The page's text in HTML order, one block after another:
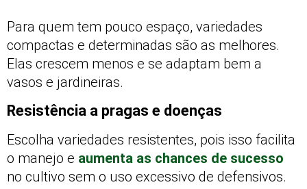
Para quem tem pouco espaço, variedades
compactas e determinadas são as melhores.
Elas crescem menos e se adaptam bem a
vasos e jardineiras.
Resistência a pragas e doenças
Escolha variedades resistentes, pois isso facilita
o manejo e aumenta as chances de sucesso
no cultivo sem o uso excessivo de defensivos.